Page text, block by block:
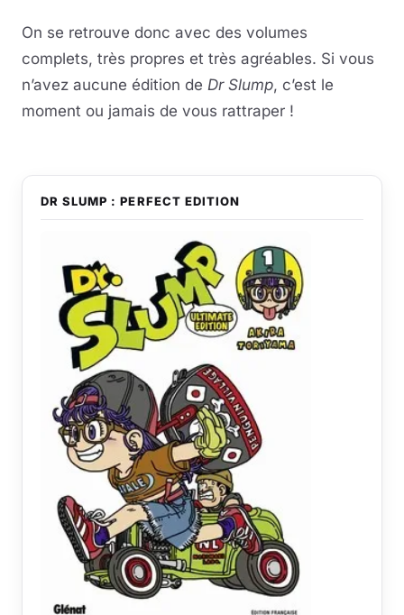
On se retrouve donc avec des volumes
complets, très propres et très agréables. Si vous
n’avez aucune édition de Dr Slump, c’est le
moment ou jamais de vous rattraper !
DR SLUMP : PERFECT EDITION